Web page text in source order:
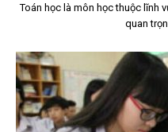
Toán học là môn học thuộc lĩnh
quan